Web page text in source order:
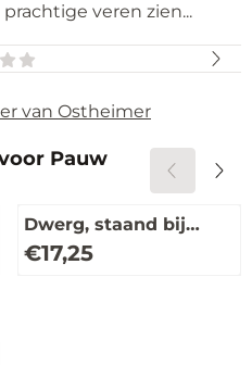
veren zien...
van Ostheimer
Pauw
Dwerg, staand bij
dennenboom
Prijs: 17,25
€17,25